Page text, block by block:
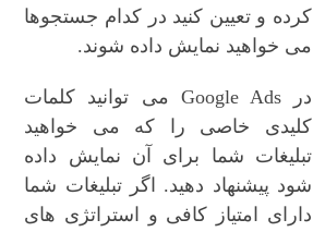
کرده و تعیین کنید در کدام جستجوها
می خواهید نمایش داده شوند.
در Google Ads می توانید کلمات
کلیدی خاصی را که می خواهید
تبلیغات شما برای آن نمایش داده
شود پیشنهاد دهید. اگر تبلیغات شما
دارای امتیاز کافی و استراتژی های